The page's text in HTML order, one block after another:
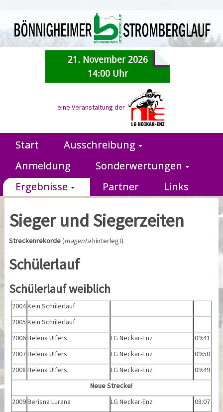
21. November 2026
14:00 Uhr
eine Veranstaltung der
Start
Ausschreibung
Anmeldung
Sonderwertungen
Ergebnisse
Partner Links
Sieger und Siegerzeiten
Streckenrekorde(magentahinterlegt)
Schülerlauf
Schülerlauf weiblich
2004Kein Schülerlauf
2005 Kein Schülerlauf
2006Helena Ulfers LG Neckar-Enz
09:41
2007Helena Ulfers LG Neckar-Enz
09:50
2008 Helena Ulfers LG Neckar-Enz
09:49
Neue Strecke!
2009Berisna Lurana LG Neckar-Enz
08:07